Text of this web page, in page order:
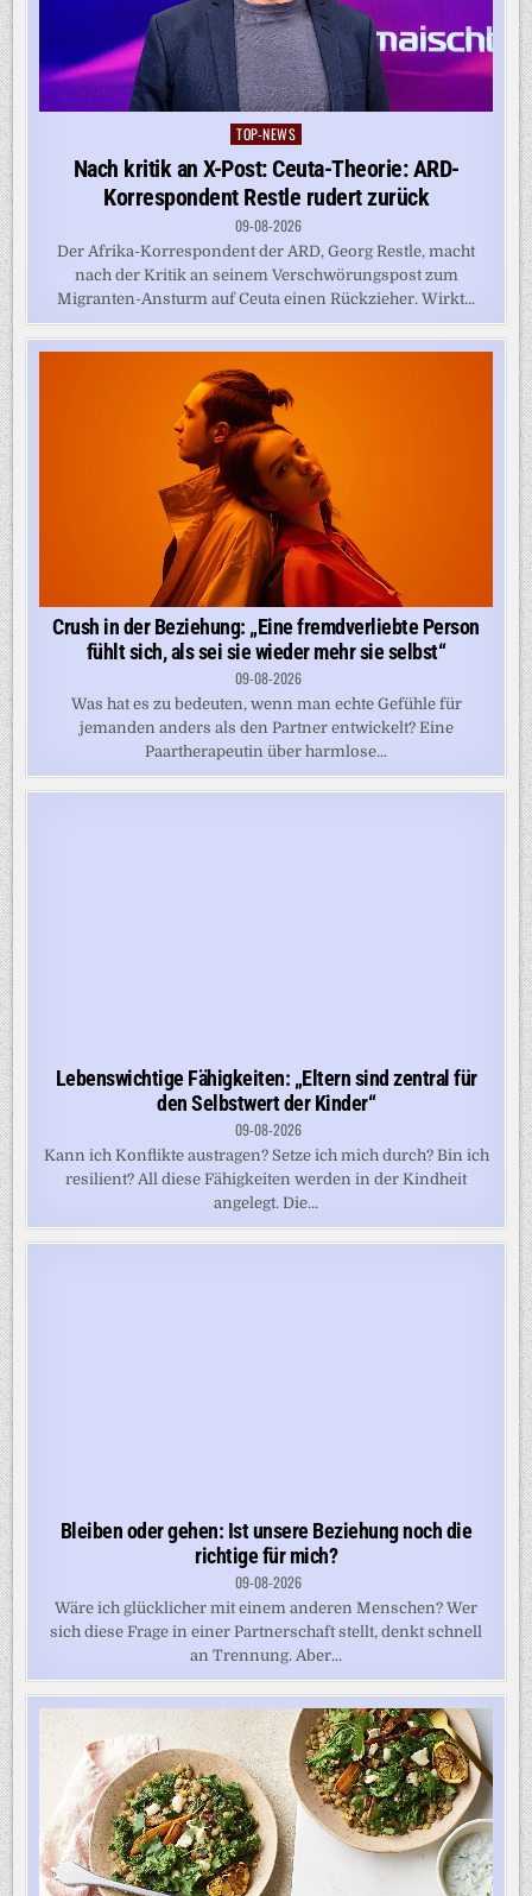
Posted
in
TOP-NEWS
Nach kritik an X-Post: Ceuta-Theorie: ARD-
Korrespondent Restle rudert zurück
09-08-2026
Der Afrika-Korrespondent der ARD, Georg Restle, macht
nach der Kritik an seinem Verschwörungspost zum
Migranten-Ansturm auf Ceuta einen Rückzieher. Wirkt...
Crush in der Beziehung: „Eine fremdverliebte Person
fühlt sich, als sei sie wieder mehr sie selbst“
09-08-2026
Was hat es zu bedeuten, wenn man echte Gefühle für
jemanden anders als den Partner entwickelt? Eine
Paartherapeutin über harmlose...
Lebenswichtige Fähigkeiten: „Eltern sind zentral für
den Selbstwert der Kinder“
09-08-2026
Kann ich Konflikte austragen? Setze ich mich durch? Bin ich
resilient? All diese Fähigkeiten werden in der Kindheit
angelegt. Die...
Bleiben oder gehen: Ist unsere Beziehung noch die
richtige für mich?
09-08-2026
Wäre ich glücklicher mit einem anderen Menschen? Wer
sich diese Frage in einer Partnerschaft stellt, denkt schnell
an Trennung. Aber...